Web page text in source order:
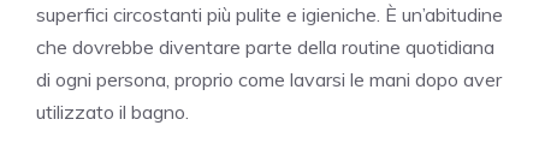
superfici circostanti più pulite e igieniche. È un’abitudine
che dovrebbe diventare parte della routine quotidiana
di ogni persona, proprio come lavarsi le mani dopo aver
utilizzato il bagno.